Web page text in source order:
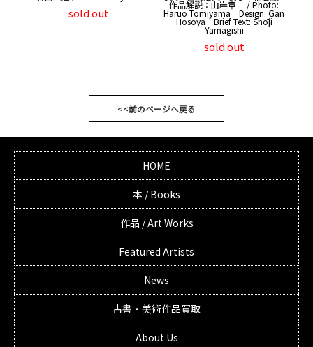
sold out
作品解説：山岸章二 / Photo:
Haruo Tomiyama Design: Gan
Hosoya Brief Text: Shōji
Yamagishi
sold out
<<前のページへ戻る
HOME
本 / Books
作品 / Art Works
Featured Artists
News
古書・美術作品買取
About Us